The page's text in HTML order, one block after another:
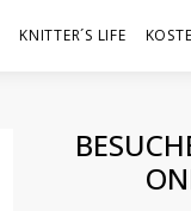
KNITTER´S LIFE